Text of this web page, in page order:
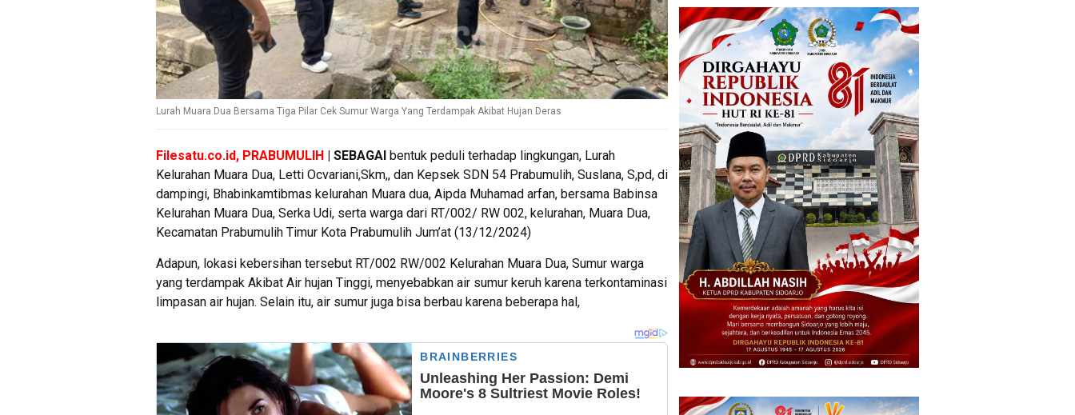
Lurah Muara Dua Bersama Tiga Pilar Cek Sumur Warga Yang Terdampak Akibat Hujan Deras
Filesatu.co.id, PRABUMULIH | SEBAGAI bentuk peduli terhadap lingkungan, Lurah
Kelurahan Muara Dua, Letti Ocvariani,Skm,, dan Kepsek SDN 54 Prabumulih, Suslana, S,pd, di
dampingi, Bhabinkamtibmas kelurahan Muara dua, Aipda Muhamad arfan, bersama Babinsa
Kelurahan Muara Dua, Serka Udi, serta warga dari RT/002/ RW 002, kelurahan, Muara Dua,
Kecamatan Prabumulih Timur Kota Prabumulih Jum’at (13/12/2024)
Adapun, lokasi kebersihan tersebut RT/002 RW/002 Kelurahan Muara Dua, Sumur warga
yang terdampak Akibat Air hujan Tinggi, menyebabkan air sumur keruh karena terkontaminasi
limpasan air hujan. Selain itu, air sumur juga bisa berbau karena beberapa hal,